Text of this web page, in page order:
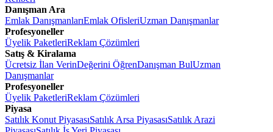
Danışman Ara
Emlak DanışmanlarıEmlak OfisleriUzman Danışmanlar
Profesyoneller
Üyelik PaketleriReklam Çözümleri
Satış & Kiralama
Ücretsiz İlan VerinDeğerini ÖğrenDanışman BulUzman
Danışmanlar
Profesyoneller
Üyelik PaketleriReklam Çözümleri
Piyasa
Satılık Konut PiyasasıSatılık Arsa PiyasasıSatılık Arazi